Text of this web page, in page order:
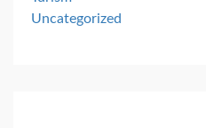
Uncategorized